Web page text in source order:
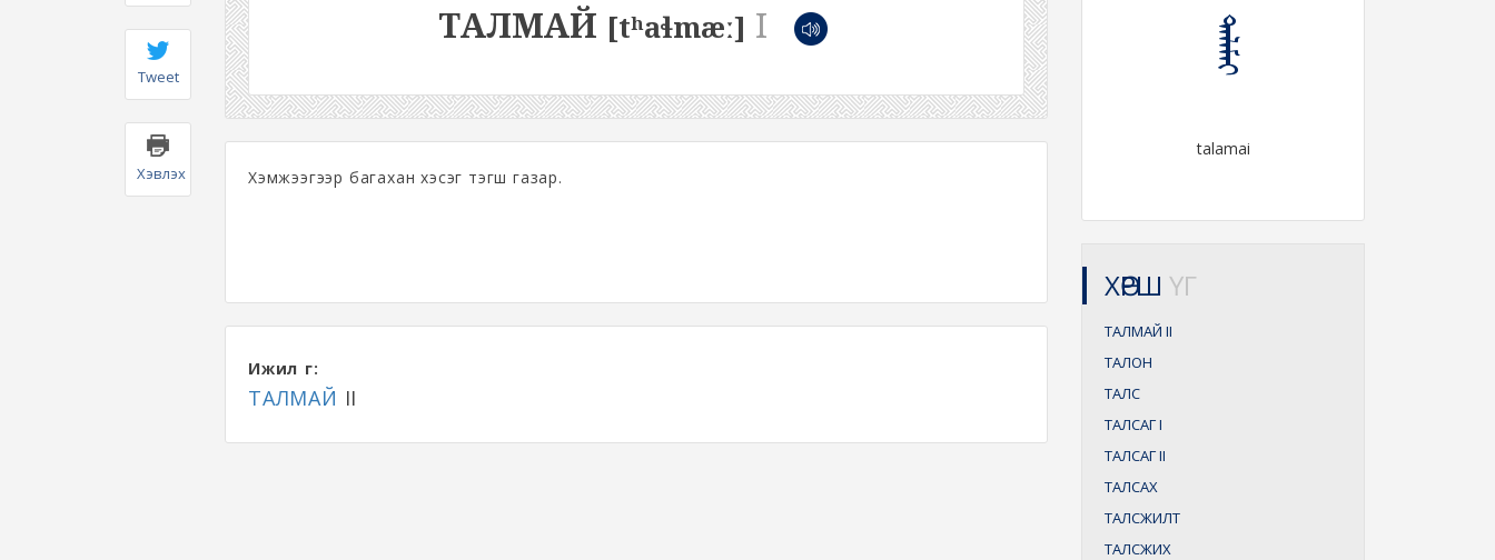
Tweet
Хэвлэх
ТАЛМАЙ [tʰaɬmæː] I
Хэмжээгээр багахан хэсэг тэгш газар.
Ижил үг:
ТАЛМАЙ II
ᠲᠠᠯᠠᠮᠠᠶ
talamai
ХӨРШ ҮГ
ТАЛМАЙ II
ТАЛОН
ТАЛС
ТАЛСАГI
ТАЛСАГII
ТАЛСАХ
ТАЛСЖИЛТ
ТАЛСЖИХ